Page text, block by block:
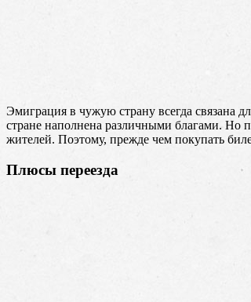
Эмиграция в чужую страну всегда связана
стране наполнена различными благами. Но
жителей. Поэтому, прежде чем покупать
Плюсы переезда